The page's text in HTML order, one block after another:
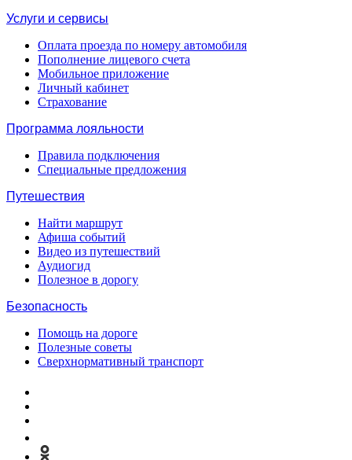
Услуги и сервисы
Оплата проезда по номеру автомобиля
Пополнение лицевого счета
Мобильное приложение
Личный кабинет
Страхование
Программа лояльности
Правила подключения
Специальные предложения
Путешествия
Найти маршрут
Афиша событий
Видео из путешествий
Аудиогид
Полезное в дорогу
Безопасность
Помощь на дороге
Полезные советы
Сверхнормативный транспорт